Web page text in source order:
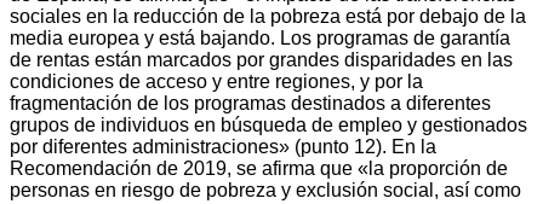
sociales en la reducción de la pobreza está por debajo de la
media europea y está bajando. Los programas de garantía
de rentas están marcados por grandes disparidades en las
condiciones de acceso y entre regiones, y por la
fragmentación de los programas destinados a diferentes
grupos de individuos en búsqueda de empleo y gestionados
por diferentes administraciones» (punto 12). En la
Recomendación de 2019, se afirma que «la proporción de
personas en riesgo de pobreza y exclusión social, así como